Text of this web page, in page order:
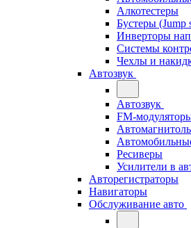
Алкотестеры
Бустеры (Jump
Инверторы
Системы
Чехлы и
Автозвук
Автозвук
FM-
Ресиверы
Усилители в
Авторегистраторы
Навигаторы
Обслуживание авто